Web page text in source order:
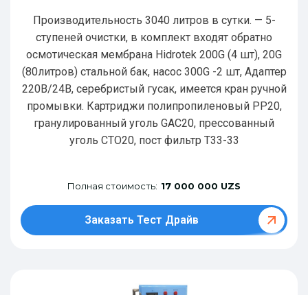
Производительность 3040 литров в сутки. — 5-
ступеней очистки, в комплект входят обратно
осмотическая мембрана Hidrotek 200G (4 шт), 20G
(80литров) стальной бак, насос 300G -2 шт, Адаптер
220В/24В, серебристый гусак, имеется кран ручной
промывки. Картриджи полипропиленовый РР20,
гранулированный уголь GAC20, прессованный
уголь CTO20, пост фильтр T33-33
Полная стоимость: 17 000 000 UZS
Заказать Тест Драйв